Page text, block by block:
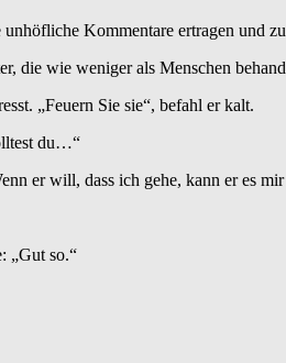
Kommentare ertragen und
die wie weniger als Menschen
„Feuern Sie sie“, befahl er kalt.
du…“
er will, dass ich gehe, kann er es
„Gut so.“